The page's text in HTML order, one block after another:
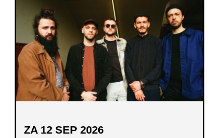
VENSTER
ZA 12 SEP 2026